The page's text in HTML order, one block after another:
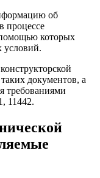
об
процессе
которых
условий.
документов, а
требованиями
11442.